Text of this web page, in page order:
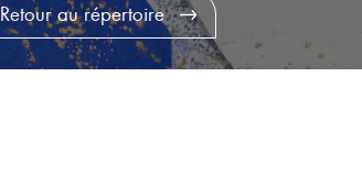
Retour au répertoire